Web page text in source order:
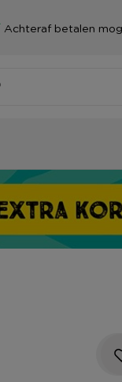
Achteraf betalen